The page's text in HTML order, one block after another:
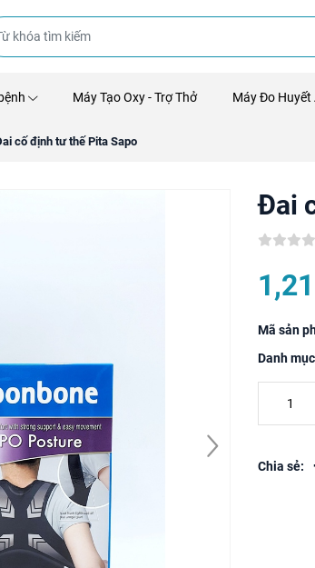
Máy Tạo Oxy - Trợ Thở Máy Đo Huyết
cố định tư thế Pita Sapo
Đai
Mã sản
Danh
Chia sẻ: